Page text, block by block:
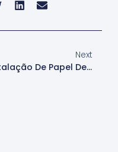
Next
Instalação De Papel De Parede Para Reformas